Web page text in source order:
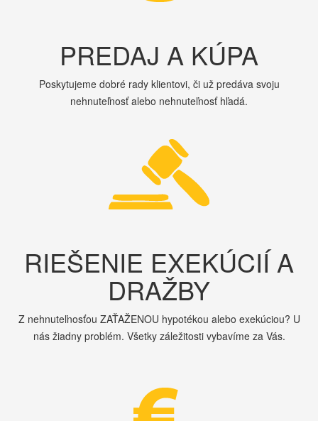
PREDAJ A KÚPA
Poskytujeme dobré rady klientovi, či už predáva svoju
nehnuteľnosť alebo nehnuteľnosť hľadá.
RIEŠENIE EXEKÚCIÍ A
DRAŽBY
Z nehnuteľnosťou ZAŤAŽENOU hypotékou alebo exekúciou? U
nás žiadny problém. Všetky záležitosti vybavíme za Vás.